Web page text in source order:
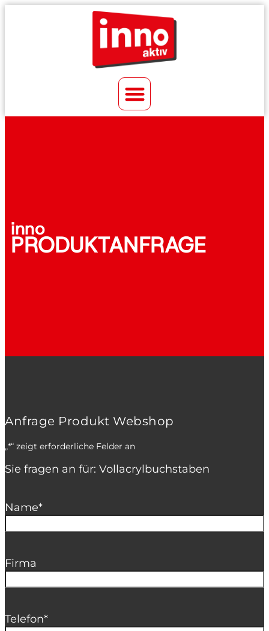
inno
PRODUKTANFRAGE
Anfrage Produkt Webshop
„*“ zeigt erforderliche Felder an
Sie fragen an für: Vollacrylbuchstaben
Name*
Firma
Telefon*